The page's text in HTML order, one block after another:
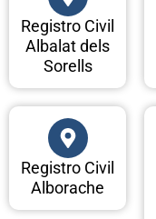
Registro Civil
Albalat dels
Sorells
Registro Civil
Alborache